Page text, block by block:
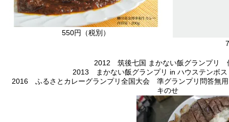
550円（税別）
2012 筑後七国 まかない飯グランプリ
2013 まかない飯グランプリ in ハウステンボ
2016 ふるさとカレーグランプリ全国大会 準グランプリ問答無
キのせ